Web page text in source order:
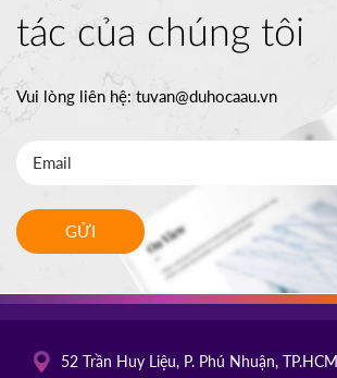
tác của chúng tôi
Vui lòng liên hệ: tuvan@duhocaau.vn
GỬI
52 Trần Huy Liệu, P. Phú Nhuận, TP.HCM